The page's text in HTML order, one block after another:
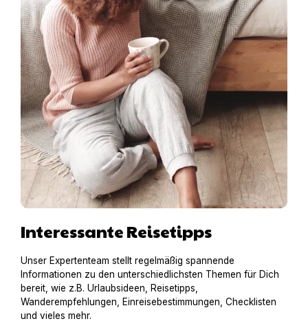
Interessante Reisetipps
Unser Expertenteam stellt regelmäßig spannende
Informationen zu den unterschiedlichsten Themen für Dich
bereit, wie z.B. Urlaubsideen, Reisetipps,
Wanderempfehlungen, Einreisebestimmungen, Checklisten
und vieles mehr.